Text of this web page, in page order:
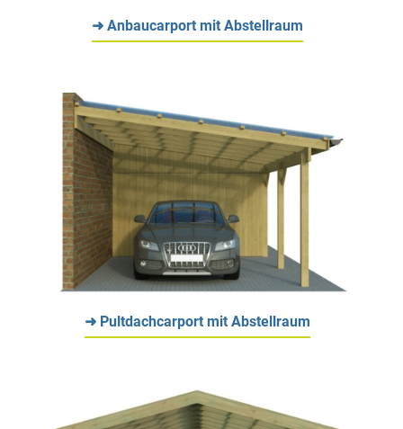
➜ Anbaucarport mit Abstellraum
➜ Pultdachcarport mit Abstellraum